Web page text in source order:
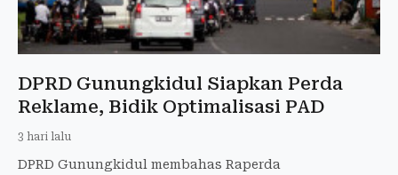
DPRD Gunungkidul Siapkan Perda
Reklame, Bidik Optimalisasi PAD
3 hari lalu
DPRD Gunungkidul membahas Raperda